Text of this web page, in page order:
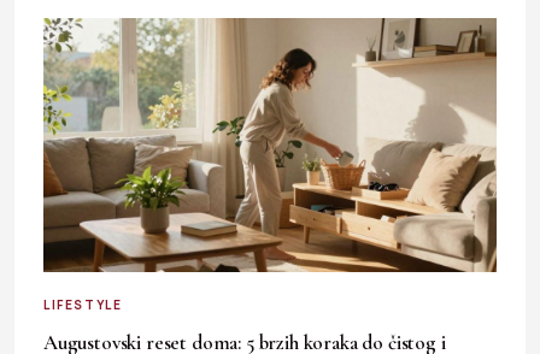
LIFESTYLE
Augustovski reset doma: 5 brzih koraka do čistog i